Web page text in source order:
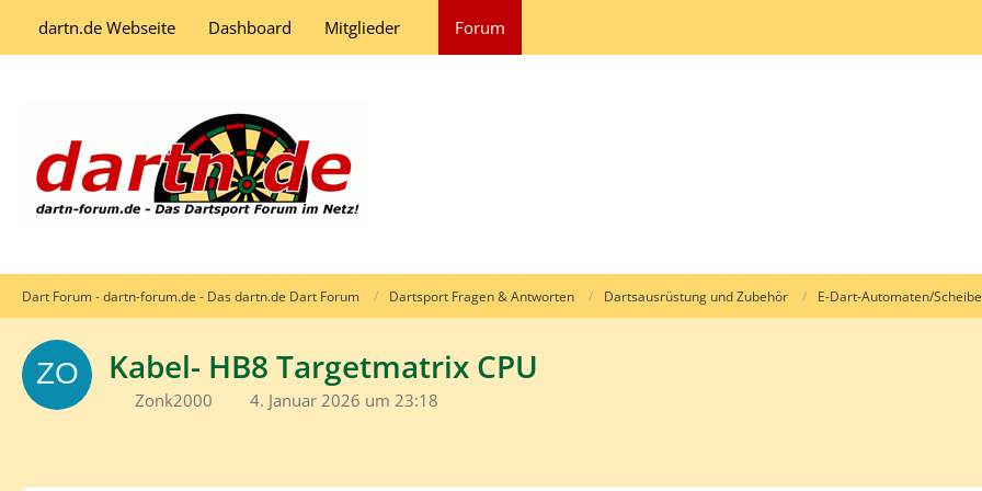
dartn.de Webseite Dashboard Mitglieder Forum
Dart Forum - dartn-forum.de - Das dartn.de Dart Forum Dartsport Fragen & Antworten Dartsausrüstung und Zubehör E-Dart-Automaten/
Kabel- HB8 Targetmatrix CPU
Zonk2000 4. Januar 2026 um 23:18